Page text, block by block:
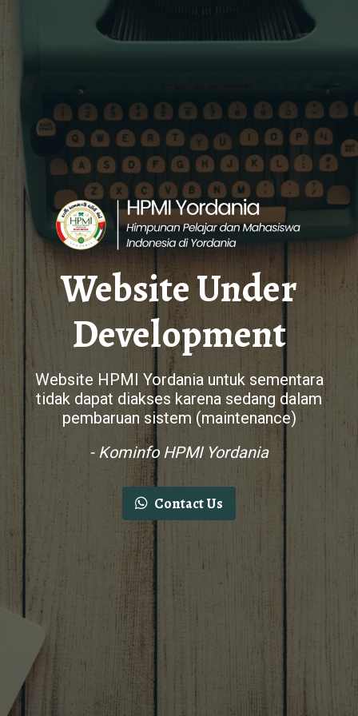
Website Under
Development
Website HPMI Yordania untuk sementara
tidak dapat diakses karena sedang dalam
pembaruan sistem (maintenance)
- Kominfo HPMI Yordania
Contact Us